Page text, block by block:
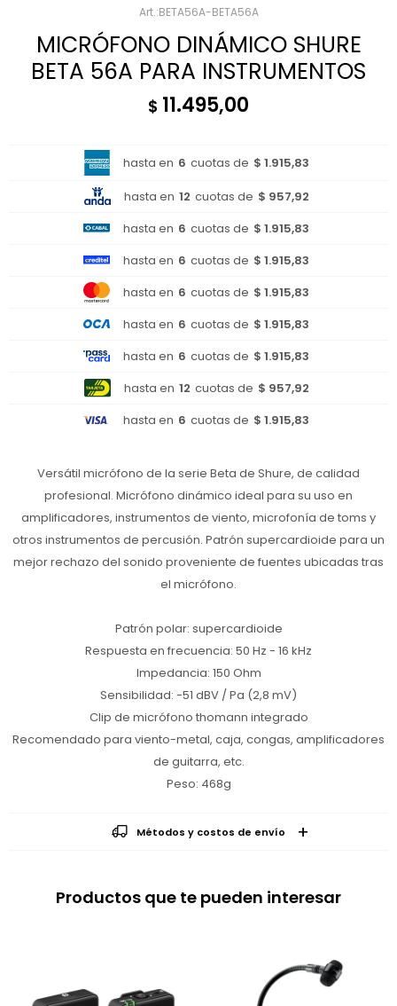
BETA56A-BETA56A
MICRÓFONO DINÁMICO SHURE
BETA 56A PARA INSTRUMENTOS
$ 11.495,00
hasta en 6 cuotas de $ 1.915,83
hasta en 12 cuotas de $ 957,92
hasta en 6 cuotas de $ 1.915,83
hasta en 6 cuotas de $ 1.915,83
hasta en 6 cuotas de $ 1.915,83
hasta en 6 cuotas de $ 1.915,83
hasta en 6 cuotas de $ 1.915,83
hasta en 12 cuotas de $ 957,92
hasta en 6 cuotas de $ 1.915,83
Versátil micrófono de la serie Beta de Shure, de calidad
profesional. Micrófono dinámico ideal para su uso en
amplificadores, instrumentos de viento, microfonía de toms y
otros instrumentos de percusión. Patrón supercardioide para un
mejor rechazo del sonido proveniente de fuentes ubicadas tras
el micrófono.
Patrón polar: supercardioide
Respuesta en frecuencia: 50 Hz - 16 kHz
Impedancia: 150 Ohm
Sensibilidad: -51 dBV / Pa (2,8 mV)
Clip de micrófono thomann integrado
Recomendado para viento-metal, caja, congas, amplificadores
de guitarra, etc.
Peso: 468g
Métodos y costos de envío
Productos que te pueden interesar